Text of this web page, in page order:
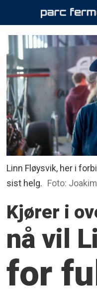
Linn Fløysvik, her i
sist helg. Foto:
Kjører i
nå vil
for